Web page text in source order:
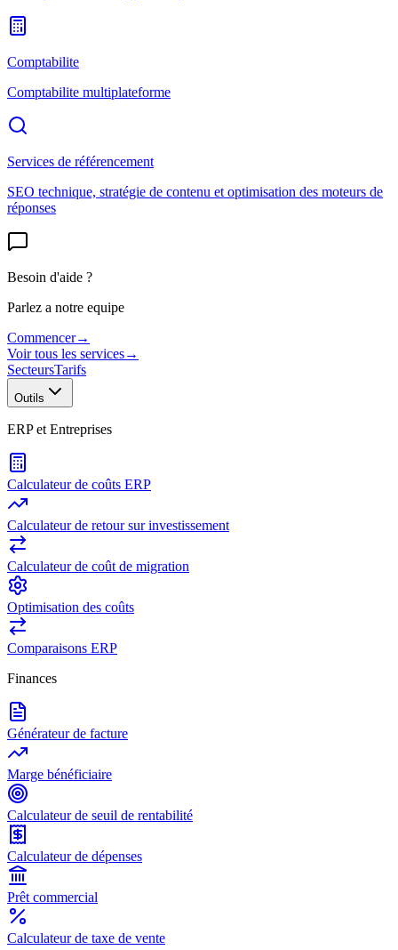
Comptabilite
Comptabilite multiplateforme
Services de référencement
SEO technique, stratégie de contenu et optimisation des moteurs de
réponses
Besoin d'aide ?
Parlez a notre equipe
Commencer→
Voir tous les services→
SecteursTarifs
Outils
ERP et Entreprises
Calculateur de coûts ERP
Calculateur de retour sur investissement
Calculateur de coût de migration
Optimisation des coûts
Comparaisons ERP
Finances
Générateur de facture
Marge bénéficiaire
Calculateur de seuil de rentabilité
Calculateur de dépenses
Prêt commercial
Calculateur de taxe de vente